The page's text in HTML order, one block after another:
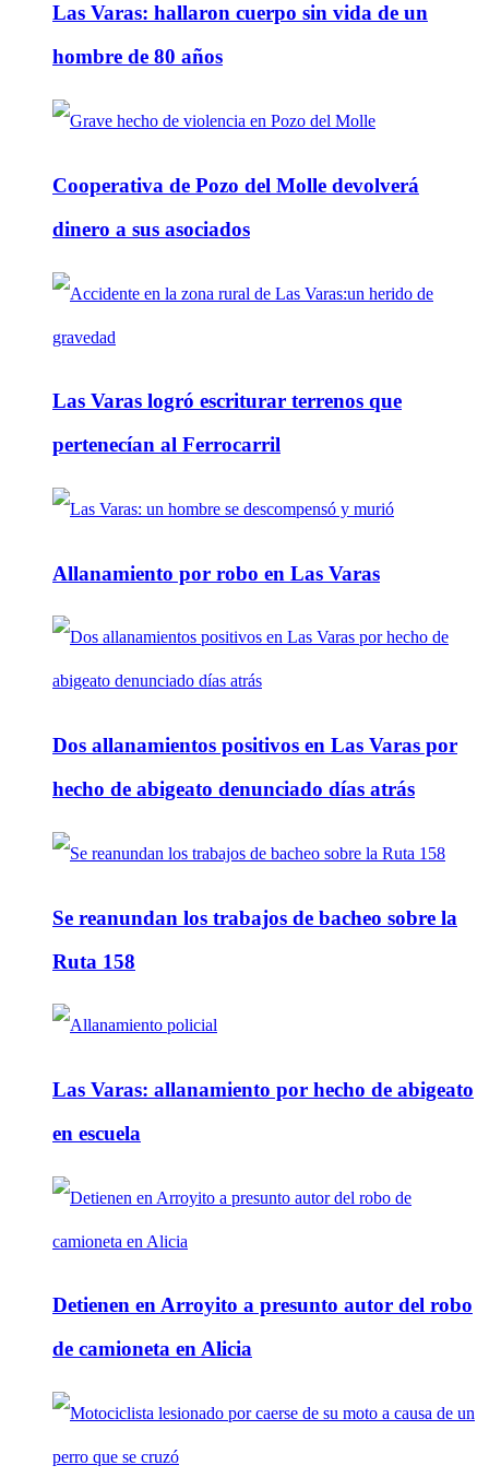
Las Varas: hallaron cuerpo sin vida de un
hombre de 80 años
Cooperativa de Pozo del Molle devolverá
dinero a sus asociados
Las Varas logró escriturar terrenos que
pertenecían al Ferrocarril
Allanamiento por robo en Las Varas
Dos allanamientos positivos en Las Varas por
hecho de abigeato denunciado días atrás
Se reanundan los trabajos de bacheo sobre la
Ruta 158
Las Varas: allanamiento por hecho de abigeato
en escuela
Detienen en Arroyito a presunto autor del robo
de camioneta en Alicia